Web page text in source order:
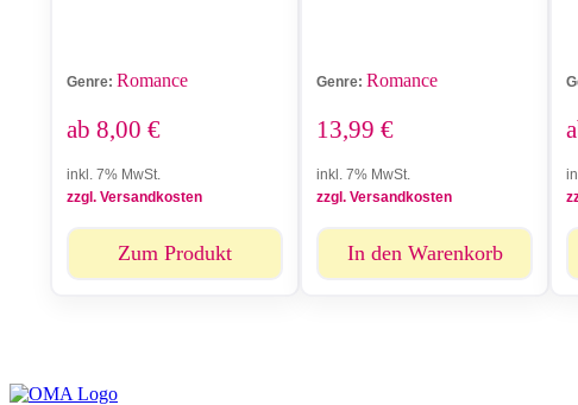
Genre: Romance
ab 8,00 €
inkl. 7% MwSt.
zzgl. Versandkosten
Zum Produkt
Genre: Romance
13,99 €
inkl. 7% MwSt.
zzgl. Versandkosten
In den Warenkorb